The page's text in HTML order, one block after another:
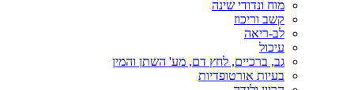
מוח ונדודי שינה
קשב וריכוז
לב-ריאה
עיכול
גב, ברכיים, לחץ דם, מע' השתן והמין
בעיות אורטופדיות